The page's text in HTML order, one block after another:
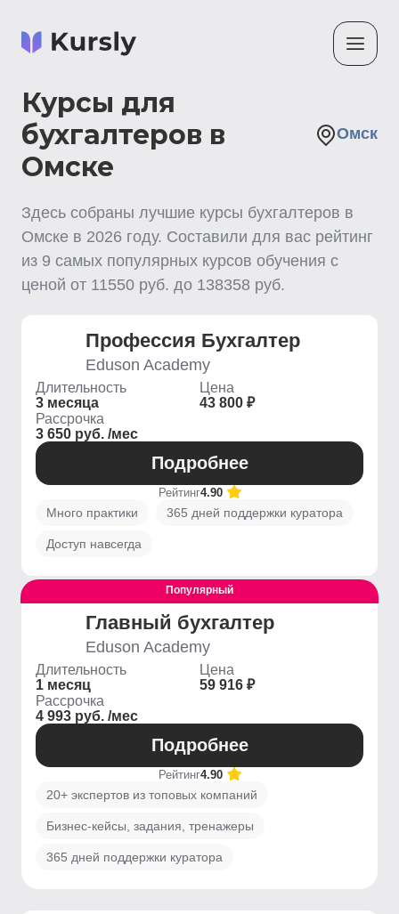
Курсы для
бухгалтеров в
Омске
Омск
Здесь собраны лучшие курсы бухгалтеров в
Омске в 2026 году. Составили для вас рейтинг
из 9 самых популярных курсов обучения с
ценой от 11550 руб. до 138358 руб.
Профессия Бухгалтер
Eduson Academy
Длительность
3 месяца
Цена
43 800 ₽
Рассрочка
3 650 руб. /мес
Подробнее
Рейтинг4.90
Много практики 365 дней поддержки куратора
Доступ навсегда
Популярный
Главный бухгалтер
Eduson Academy
Длительность
1 месяц
Цена
59 916 ₽
Рассрочка
4 993 руб. /мес
Подробнее
Рейтинг4.90
20+ экспертов из топовых компаний
Бизнес-кейсы, задания, тренажеры
365 дней поддержки куратора